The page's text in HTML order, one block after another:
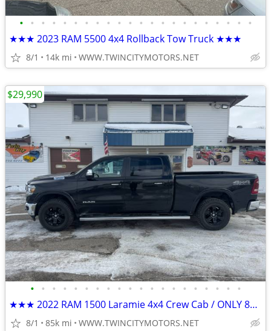
• • • • • • • • • • • • • • • • • • • • • •
★★★ 2023 RAM 5500 4x4 Rollback Tow Truck ★★★
8/1 14k mi WWW.TWINCITYMOTORS.NET
• • • • • • • • • • • • • • • • • • • •
★★★ 2022 RAM 1500 Laramie 4x4 Crew Cab / ONLY 84k Miles! ★★★
8/1 85k mi WWW.TWINCITYMOTORS.NET
$29,990